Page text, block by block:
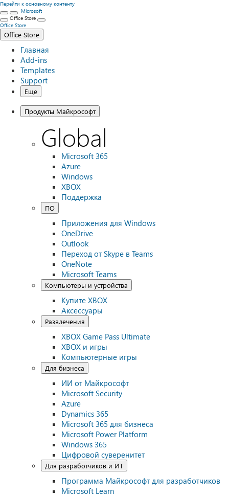
Перейти к основному контенту
Microsoft
Office Store
Office Store
Office Store
Главная
Add-ins
Templates
Support
Еще
Продукты Майкрософт
Global
Microsoft 365
Azure
Windows
XBOX
Поддержка
ПО
Приложения для Windows
OneDrive
Outlook
Переход от Skype в Teams
OneNote
Microsoft Teams
Компьютеры и устройства
Купите XBOX
Аксессуары
Развлечения
XBOX Game Pass Ultimate
XBOX и игры
Компьютерные игры
Для бизнеса
ИИ от Майкрософт
Microsoft Security
Azure
Dynamics 365
Microsoft 365 для бизнеса
Microsoft Power Platform
Windows 365
Цифровой суверенитет
Для разработчиков и ИТ
Программа Майкрософт для разработчиков
Microsoft Learn